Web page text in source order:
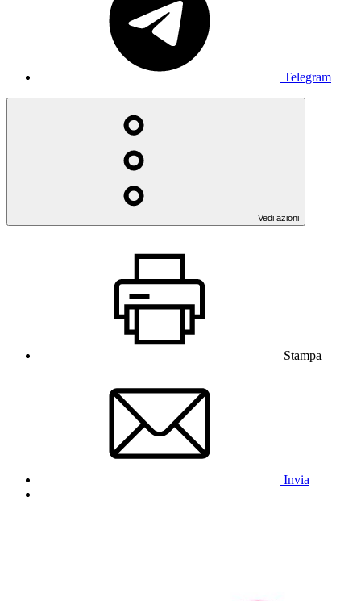
Telegram
Vedi azioni
Stampa
Invia